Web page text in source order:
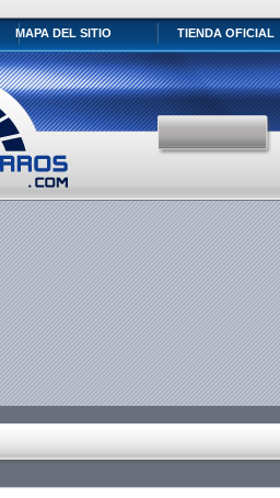
MAPA DEL SITIO TIENDA OFICIAL